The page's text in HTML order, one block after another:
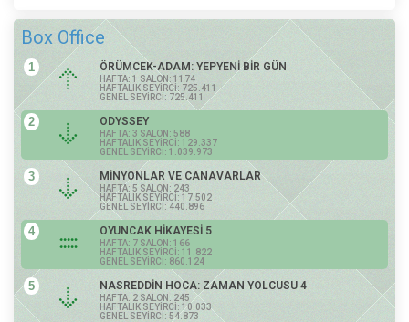
Box Office
1 ÖRÜMCEK-ADAM: YEPYENİ BİR GÜN
HAFTA: 1 SALON: 1174
HAFTALIK SEYİRCİ: 725.411
GENEL SEYİRCİ: 725.411
2 ODYSSEY
HAFTA: 3 SALON: 588
HAFTALIK SEYİRCİ: 129.337
GENEL SEYİRCİ: 1.039.973
3 MİNYONLAR VE CANAVARLAR
HAFTA: 5 SALON: 243
HAFTALIK SEYİRCİ: 17.502
GENEL SEYİRCİ: 440.896
4 OYUNCAK HİKAYESİ 5
HAFTA: 7 SALON: 166
HAFTALIK SEYİRCİ: 11.822
GENEL SEYİRCİ: 860.124
5 NASREDDİN HOCA: ZAMAN YOLCUSU 4
HAFTA: 2 SALON: 245
HAFTALIK SEYİRCİ: 10.033
GENEL SEYİRCİ: 54.873